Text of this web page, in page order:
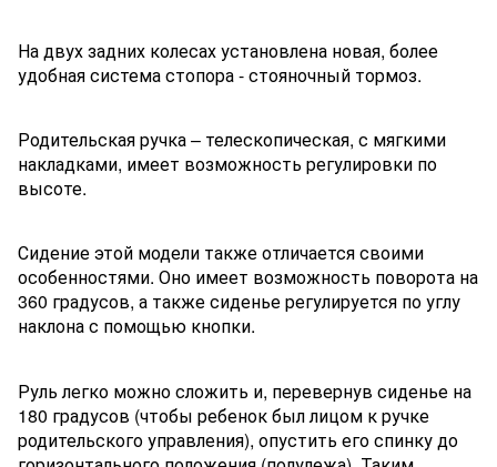
На двух задних колесах установлена новая, более
удобная система стопора - стояночный тормоз.
Родительская ручка – телескопическая, с мягкими
накладками, имеет возможность регулировки по
высоте.
Сидение этой модели также отличается своими
особенностями. Оно имеет возможность поворота на
360 градусов, а также сиденье регулируется по углу
наклона с помощью кнопки.
Руль легко можно сложить и, перевернув сиденье на
180 градусов (чтобы ребенок был лицом к ручке
родительского управления), опустить его спинку до